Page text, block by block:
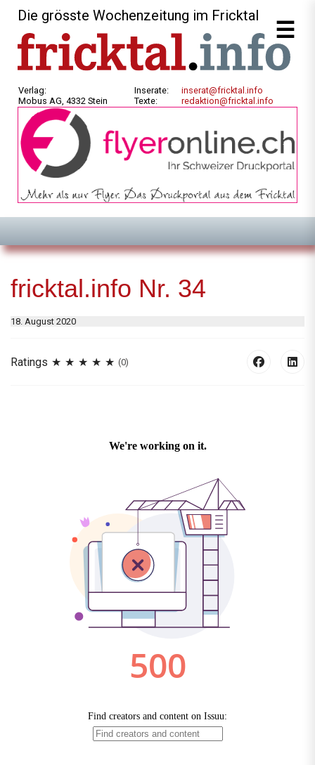
Die grösste Wochenzeitung im Fricktal
Verlag:
Mobus AG, 4332 Stein
Inserate:
Texte:
inserat@fricktal.info
redaktion@fricktal.info
fricktal.info Nr. 34
18. August 2020
Ratings (0)